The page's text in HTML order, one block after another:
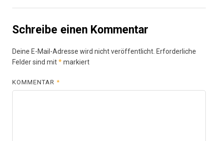
Schreibe einen Kommentar
Deine E-Mail-Adresse wird nicht veröffentlicht. Erforderliche
Felder sind mit*markiert
KOMMENTAR*